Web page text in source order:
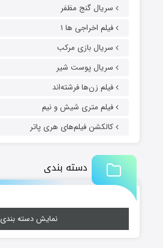
سریال گنج مظفر
فیلم اخراجی ها ۱
سریال بازی مرکب
سریال پوست شیر
فیلم زن‌ها فرشته‌اند
فیلم متری شیش و نیم
کالکشن فیلم‌های هری پاتر
دسته بندی
نمایش دسته بندی